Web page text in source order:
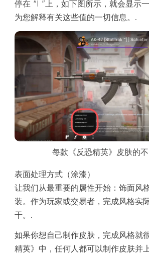
停在 “I ”上，如下图所示，就会显示
为您解释有关这些值的一切信息。.
每款《反恐精英》皮肤的
表面处理方式（涂漆）
让我们从最重要的属性开始：饰面风
装。作为玩家或交易者，完成风格实
干。.
如果你想自己制作皮肤，完成风格就
精英》中，任何人都可以制作皮肤并